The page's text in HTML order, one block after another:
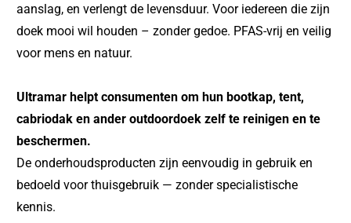
aanslag, en verlengt de levensduur. Voor iedereen die zijn
doek mooi wil houden – zonder gedoe. PFAS-vrij en veilig
voor mens en natuur.
Ultramar helpt consumenten om hun bootkap, tent,
cabriodak en ander outdoordoek zelf te reinigen en te
beschermen.
De onderhoudsproducten zijn eenvoudig in gebruik en
bedoeld voor thuisgebruik — zonder specialistische
kennis.